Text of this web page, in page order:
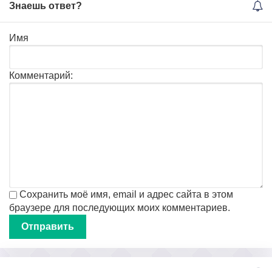
Знаешь ответ?
Имя
Комментарий:
Сохранить моё имя, email и адрес сайта в этом
браузере для последующих моих комментариев.